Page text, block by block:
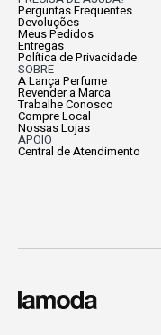
Perguntas Frequentes
Devoluções
Meus Pedidos
Entregas
Política de Privacidade
SOBRE
A Lança Perfume
Revender a Marca
Trabalhe Conosco
Compre Local
Nossas Lojas
APOIO
Central de Atendimento